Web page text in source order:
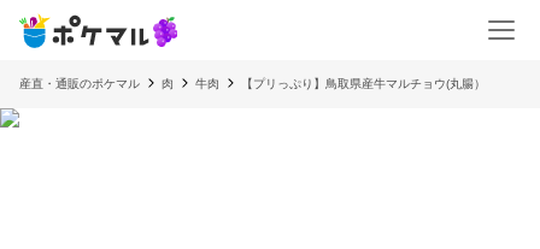
産直・通販のポケマル 肉 牛肉 【プリっぷり】鳥取県産牛マルチョウ(丸腸）